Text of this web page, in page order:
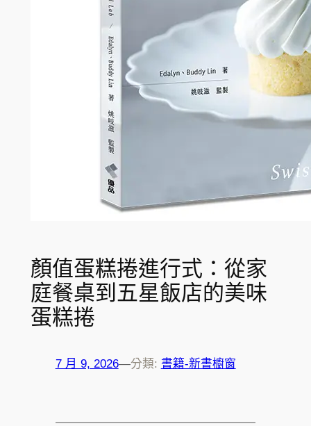
顏值蛋糕捲進行式：從家
庭餐桌到五星飯店的美味
蛋糕捲
7 月 9, 2026—分類: 書籍-新書櫥窗